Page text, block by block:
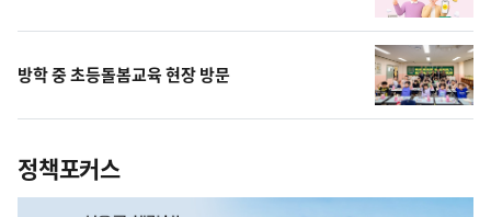
방학 중 초등돌봄교육 현장 방문
정책포커스